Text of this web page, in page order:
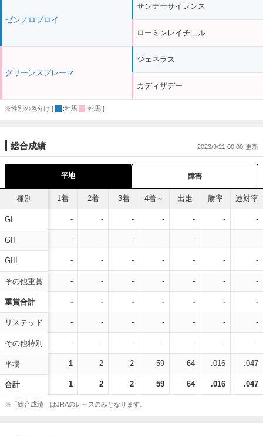
ゼンノロブロイ
グリーンスプレーマ
サンデーサイレンス
ローミンレイチェル
ジェネラス
カディザデー
※性別の色分け [ :牡馬 :牝馬 ]
総合成績 2023/9/21 00:00
平地 障害
種別
GI
GII
GIII
その他重賞
重賞合計
リステッド
その他特別
平場
合計
1着 2着 3着 4着～ 出走 勝率 連対率
- - - - - - -
- - - - - - -
- - - - - - -
- - - - - - -
- - - - - - -
- - - - - - -
- - - - - - -
1 2 2 59 64 .016 .047
1 2 2 59 64 .016 .047
※「総合成績」はJRAのレースのみとなります。